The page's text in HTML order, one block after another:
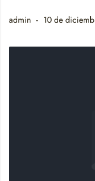
admin 10 de